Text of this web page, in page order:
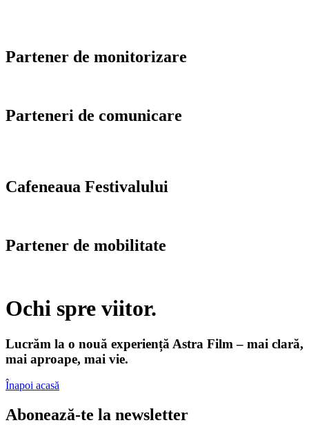
Partener de monitorizare
Parteneri de comunicare
Cafeneaua Festivalului
Partener de mobilitate
Ochi spre viitor.
Lucrăm la o nouă experiență Astra Film – mai clară,
mai aproape, mai vie.
Înapoi acasă
Abonează-te la newsletter